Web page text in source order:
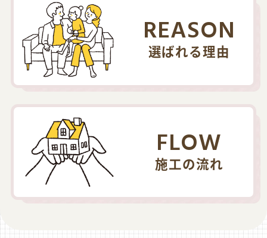
REASON
選ばれる理由
FLOW
施工の流れ